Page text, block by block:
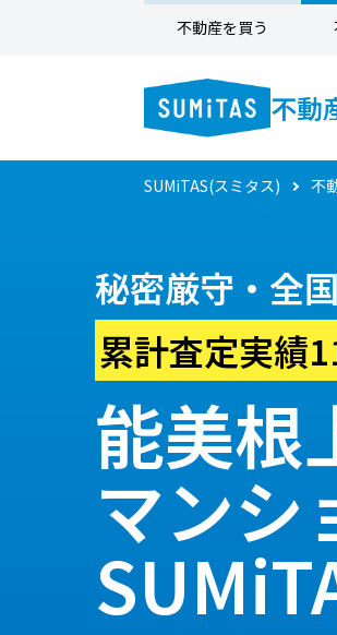
不動産を買う
不動
SUMiTAS(スミタス) 不
秘密厳守・全
累計査定実績
能美根
マンシ